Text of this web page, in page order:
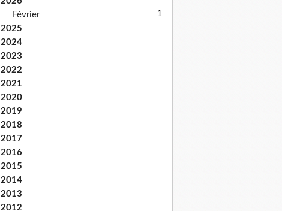
Février
1
2025
2024
2023
2022
2021
2020
2019
2018
2017
2016
2015
2014
2013
2012